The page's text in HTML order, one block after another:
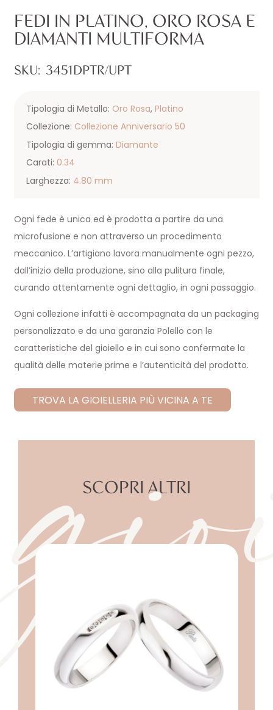
FEDI IN PLATINO, ORO ROSA E
DIAMANTI MULTIFORMA
SKU: 3451DPTR/UPT
Tipologia di Metallo: Oro Rosa, Platino
Collezione: Collezione Anniversario 50
Tipologia di gemma: Diamante
Carati: 0.34
Larghezza: 4.80 mm
Ogni fede è unica ed è prodotta a partire da una
microfusione e non attraverso un procedimento
meccanico. L’artigiano lavora manualmente ogni pezzo,
dall’inizio della produzione, sino alla pulitura finale,
curando attentamente ogni dettaglio, in ogni passaggio.
Ogni collezione infatti è accompagnata da un packaging
personalizzato e da una garanzia Polello con le
caratteristiche del gioiello e in cui sono confermate la
qualità delle materie prime e l’autenticità del prodotto.
TROVA LA GIOIELLERIA PIÙ VICINA A TE
SCOPRI ALTRI